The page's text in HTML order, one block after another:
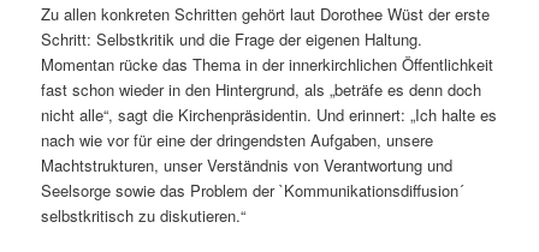
Zu allen konkreten Schritten gehört laut Dorothee Wüst der erste
Schritt: Selbstkritik und die Frage der eigenen Haltung.
Momentan rücke das Thema in der innerkirchlichen Öffentlichkeit
fast schon wieder in den Hintergrund, als „beträfe es denn doch
nicht alle“, sagt die Kirchenpräsidentin. Und erinnert: „Ich halte es
nach wie vor für eine der dringendsten Aufgaben, unsere
Machtstrukturen, unser Verständnis von Verantwortung und
Seelsorge sowie das Problem der `Kommunikationsdiffusion´
selbstkritisch zu diskutieren.“